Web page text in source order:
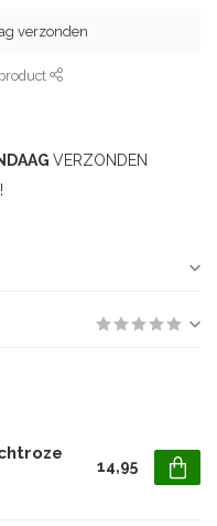
verzonden
VERZONDEN
14,95